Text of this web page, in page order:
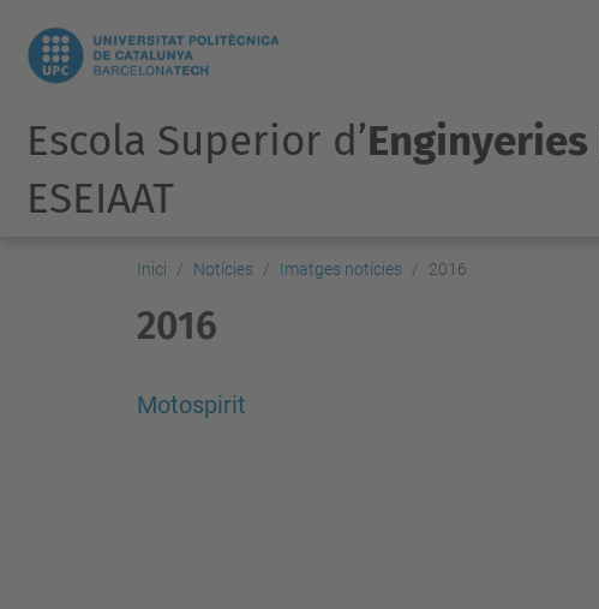
Escola Superior d’
ESEIAAT
Inici Notícies Imatges notícies 2016
2016
Motospirit